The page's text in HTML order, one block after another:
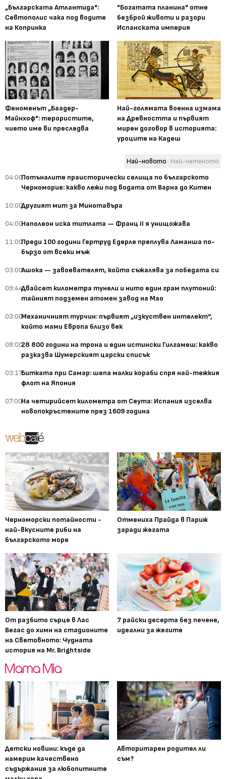
„Българската Атлантида":
Севтополис чака под водите
на Копринка
"Богатата планина" отне
безброй животи и разори
Испанската империя
Феноменът „Баадер-
Майнхоф": терористите,
чието име ви преследва
Най-голямата военна измама
на Древността и първият
мирен договор в историята:
уроците на Кадеш
Най-новото Най-четеното
04:00Потъналите праисторически селища по българското
Черноморие: какво лежи под водата от Варна до Китен
10:00Другият мит за Минотавъра
04:00Наполеон иска титлата — Франц II я унищожава
11:00Преди 100 години Гертруд Едерле преплува Ламанша по-
бързо от всеки мъж
03:00Ашока — завоевателят, който съжалява за победата си
09:44Двайсет километра тунели и нито един грам плутоний:
тайният подземен атомен завод на Мао
03:00Механичният турчин: първият „изкуствен интелект“,
който мами Европа близо век
08:0028 800 години на трона и един истински Гилгамеш: какво
разказва Шумерският царски списък
03:17Битката при Самар: шепа малки кораби спря най-тежкия
флот на Япония
07:00На четирийсет километра от Сеута: Испания изселва
новопокръстените през 1609 година
Черноморски потайности -
най-вкусните риби на
българското море
Отмениха Прайда в Париж
заради жегата
От разбито сърце в Лас
Вегас до химн на стадионите
на Световното: Чудната
история на Mr. Brightside
7 райски десерта без печене,
идеални за жегите
Детски новини: къде да
намерим качествено
съдържание за любопитните
Авторитарен родител ли
съм?